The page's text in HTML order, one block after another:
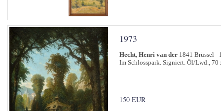
1973
Hecht, Henri van der 1841 Brüssel -
Im Schlosspark. Signiert. Öl/Lwd., 70
150 EUR